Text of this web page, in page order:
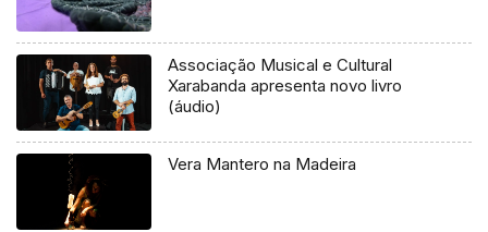
Associação Musical e Cultural
Xarabanda apresenta novo livro
(áudio)
Vera Mantero na Madeira